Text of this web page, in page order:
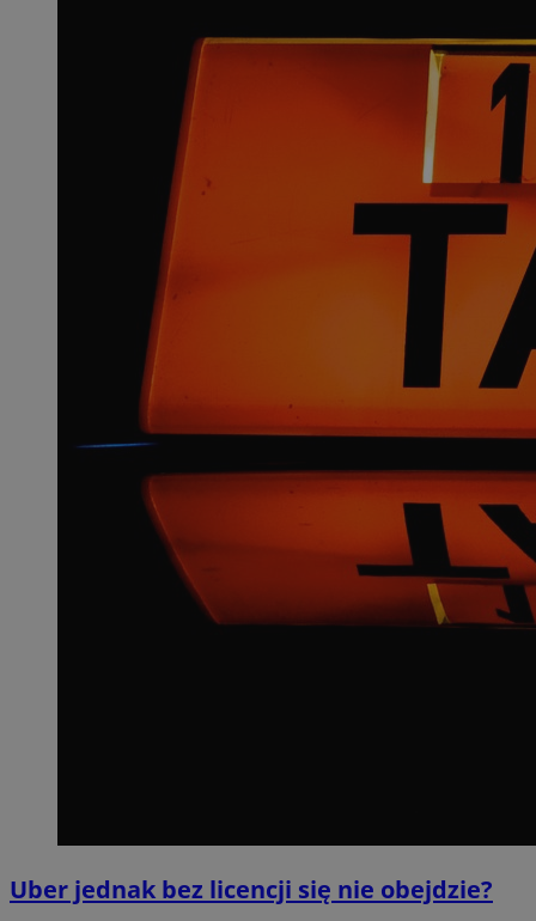
Uber jednak bez licencji się nie obejdzie?